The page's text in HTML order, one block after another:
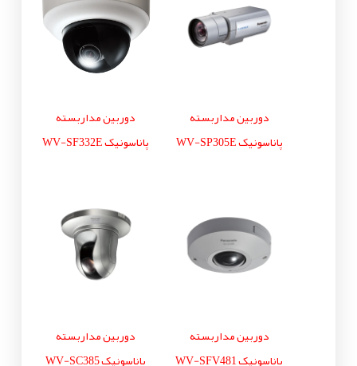
دوربین مداربسته
پاناسونیک WV-SP305E
دوربین مداربسته
پاناسونیک WV-SF332E
دوربین مداربسته
پاناسونیک WV-SFV481
دوربین مداربسته
پاناسونیک WV-SC385